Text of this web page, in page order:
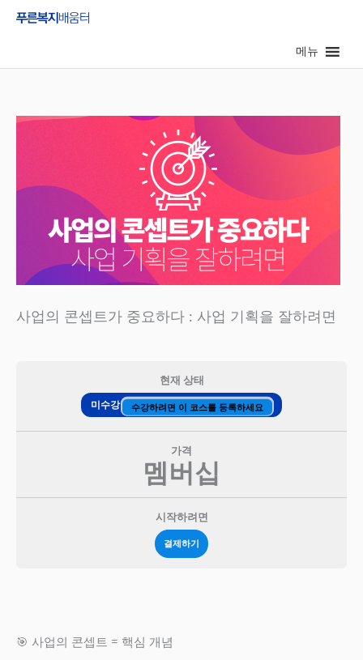
메뉴
사업의 콘셉트가 중요하다 : 사업 기획을 잘하려면
현재 상태
미수강 수강하려면 이 코스를 등록하세요
가격
멤버십
시작하려면
결제하기
🎯 사업의 콘셉트 = 핵심 개념